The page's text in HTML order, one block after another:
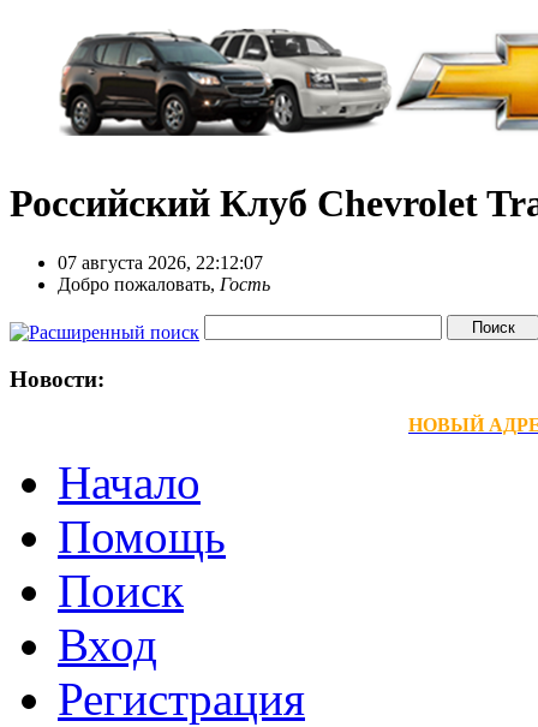
Российский Клуб Chevrolet
07 августа 2026, 22:12:07
Добро пожаловать, Гость
Новости:
НОВЫЙ АДРЕС
Начало
Помощь
Поиск
Вход
Регистрация